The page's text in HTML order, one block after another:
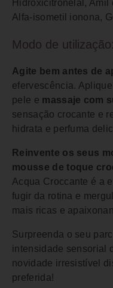
Hidroxicitronelal,
Alfa-isometil ionona,
Modo de utilização:
Agite bem antes de
efervescência.
pele e massaje com
sensação crocante e
hidrata e perfuma
Reinvente os seus
mousse de toque
Acqua Croccante é a
fugir da rotina e
mais ricas e
Surpreenda o seu
intensidade sensorial
novidade irresistível
preferida!